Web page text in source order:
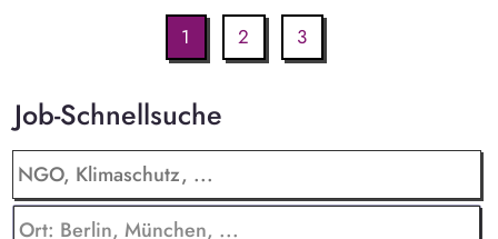
1 2 3
Job-Schnellsuche